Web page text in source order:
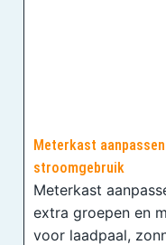
Meterkast
stroomgebruik
Meterkast
extra groepen en
voor laadpaal,